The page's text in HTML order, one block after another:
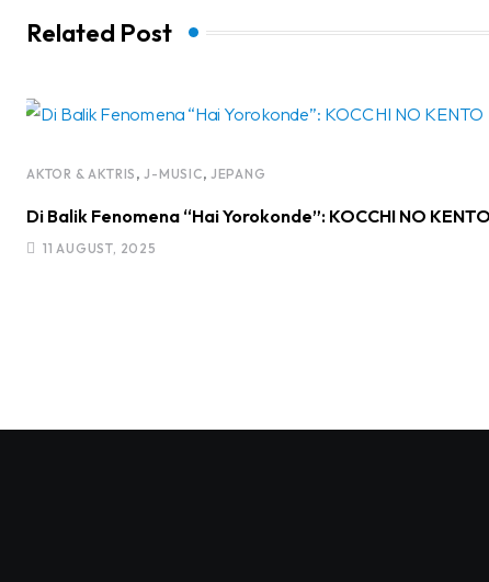
Related Post
AKTOR & AKTRIS ,J-MUSIC, JEPANG
Di Balik Fenomena “Hai Yorokonde”: KOCCHI NO
11 AUGUST, 2025